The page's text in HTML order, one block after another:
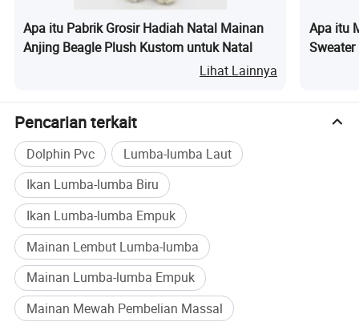
B: Berapa besar biaya sampel?
Biayanya tergantung pada sampel mewah yang ingin Anda buat.
C: Pengembalian biaya sampel
Jika jumlah pesanan Anda lebih dari 10,000 USD, biaya sampel
akan dikembalikan kepada Anda.
D: Bagaimana cara mendapatkan sampel gratis?
Jika total nilai perdagangan kami mencapai 200,000 USD per
Apa itu Pabrik Grosir Hadiah Natal Mainan
Anjing Beagle Plush Kustom untuk Natal
Lihat Lainnya
Apa itu
Pencarian terkait
Dolphin Pvc
Lumba-lumba Laut
Ikan Lumba-lumba Biru
Ikan Lumba-lumba Empuk
Mainan Lembut Lumba-lumba
Mainan Lumba-lumba Empuk
Mainan Mewah Pembelian Massal